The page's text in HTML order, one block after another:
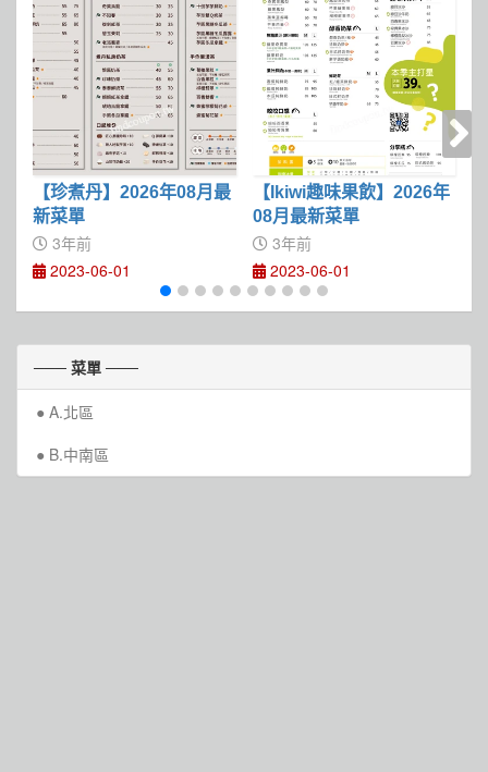
【珍煮丹】2026年08月最
新菜單
3年前
2023-06-01
【Ikiwi趣味果飲】2026年
08月最新菜單
3年前
2023-06-01
─── 菜單 ───
A.北區
B.中南區